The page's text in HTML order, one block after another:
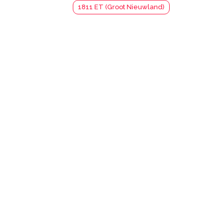
1811 ET (Groot Nieuwland)